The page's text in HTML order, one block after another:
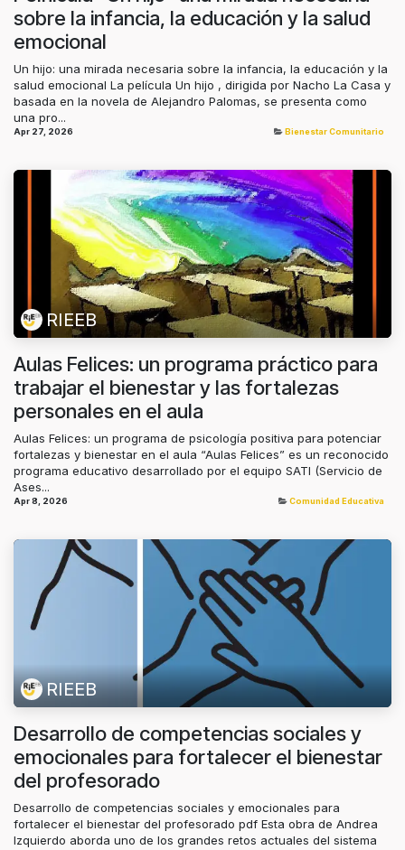
sobre la infancia, la educación y la salud
emocional
Un hijo: una mirada necesaria sobre la infancia, la educación y la
salud emocional La película Un hijo , dirigida por Nacho La Casa y
basada en la novela de Alejandro Palomas, se presenta como
una pro...
Apr 27, 2026 Bienestar Comunitario
RIEEB
Aulas Felices: un programa práctico para
trabajar el bienestar y las fortalezas
personales en el aula
Aulas Felices: un programa de psicología positiva para potenciar
fortalezas y bienestar en el aula “Aulas Felices” es un reconocido
programa educativo desarrollado por el equipo SATI (Servicio de
Ases...
Apr 8, 2026 Comunidad Educativa
RIEEB
Desarrollo de competencias sociales y
emocionales para fortalecer el bienestar
del profesorado
Desarrollo de competencias sociales y emocionales para
fortalecer el bienestar del profesorado pdf Esta obra de Andrea
Izquierdo aborda uno de los grandes retos actuales del sistema